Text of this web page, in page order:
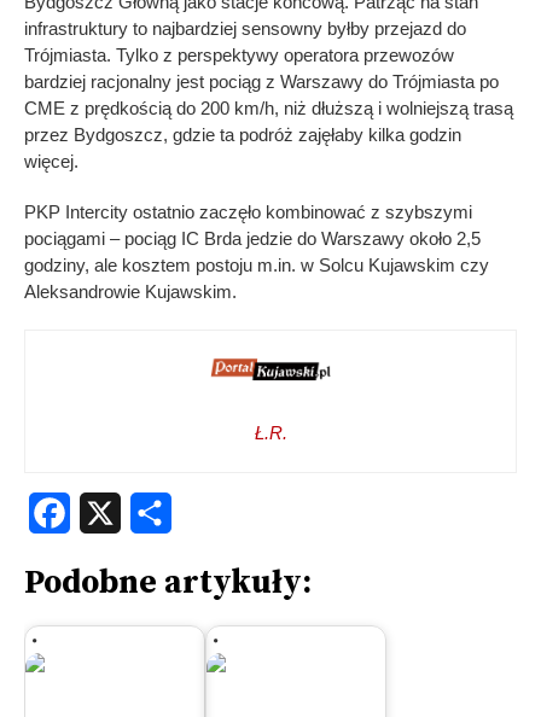
infrastruktury to najbardziej sensowny byłby przejazd do
Trójmiasta. Tylko z perspektywy operatora przewozów
bardziej racjonalny jest pociąg z Warszawy do Trójmiasta po
CME z prędkością do 200 km/h, niż dłuższą i wolniejszą trasą
przez Bydgoszcz, gdzie ta podróż zajęłaby kilka godzin
więcej.
PKP Intercity ostatnio zaczęło kombinować z szybszymi
pociągami – pociąg IC Brda jedzie do Warszawy około 2,5
godziny, ale kosztem postoju m.in. w Solcu Kujawskim czy
Aleksandrowie Kujawskim.
Ł.R.
Facebook
Podobne artykuły: